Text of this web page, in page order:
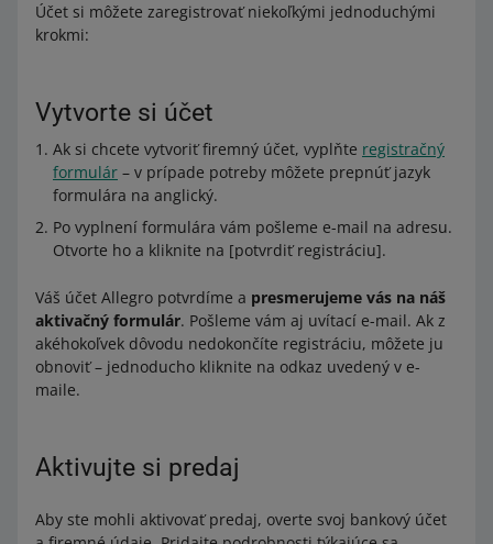
Účet si môžete zaregistrovať niekoľkými jednoduchými
krokmi:
Vytvorte si účet
Ak si chcete vytvoriť firemný účet, vyplňte registračný
formulár – v prípade potreby môžete prepnúť jazyk
formulára na anglický.
Po vyplnení formulára vám pošleme e-mail na adresu.
Otvorte ho a kliknite na [potvrdiť registráciu].
Váš účet Allegro potvrdíme a presmerujeme vás na náš
aktivačný formulár. Pošleme vám aj uvítací e-mail. Ak z
akéhokoľvek dôvodu nedokončíte registráciu, môžete ju
obnoviť – jednoducho kliknite na odkaz uvedený v e-
maile.
Aktivujte si predaj
Aby ste mohli aktivovať predaj, overte svoj bankový účet